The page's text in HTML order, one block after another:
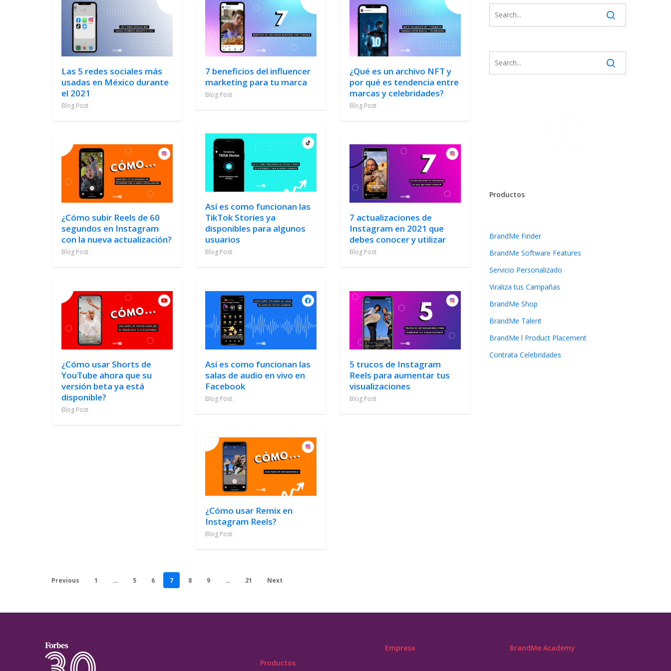
Las 5 redes sociales más
usadas en México durante
el 2021
Blog Post
7 beneficios del influencer
marketing para tu marca
Blog Post
¿Qué es un archivo NFT y
por qué es tendencia entre
marcas y celebridades?
Blog Post
Así es como funcionan las
TikTok Stories ya
disponibles para algunos
usuarios
Blog Post
¿Cómo subir Reels de 60
segundos en Instagram
con la nueva actualización?
Blog Post
7 actualizaciones de
Instagram en 2021 que
debes conocer y utilizar
Blog Post
¿Cómo usar Shorts de
YouTube ahora que su
versión beta ya está
disponible?
Blog Post
Así es como funcionan las
salas de audio en vivo en
Facebook
Blog Post
5 trucos de Instagram
Reels para aumentar tus
visualizaciones
Blog Post
¿Cómo usar Remix en
Instagram Reels?
Blog Post
Previous 1 … 5 6 7 8 9 … 21 Next
Productos
BrandMe Finder
BrandMe Software Features
Servicio Personalizado
Viraliza tus Campañas
BrandMe Shop
BrandMe Talent
BrandMe l Product Placement
Contrata Celebridades
Productos
Empresa BrandMe Academy